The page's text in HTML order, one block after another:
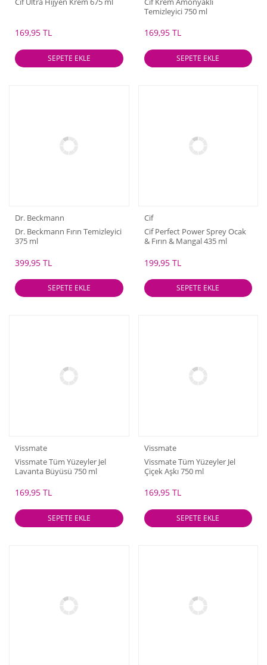
169,95 TL
SEPETE EKLE
Temizleyici 750 ml
169,95 TL
SEPETE EKLE
Dr. Beckmann
Dr. Beckmann Fırın Temizleyici
375 ml
399,95 TL
SEPETE EKLE
Cif
Cif Perfect Power Sprey Ocak
& Fırın & Mangal 435 ml
199,95 TL
SEPETE EKLE
Vissmate
Vissmate Tüm Yüzeyler Jel
Lavanta Büyüsü 750 ml
169,95 TL
SEPETE EKLE
Vissmate
Vissmate Tüm Yüzeyler Jel
Çiçek Aşkı 750 ml
169,95 TL
SEPETE EKLE